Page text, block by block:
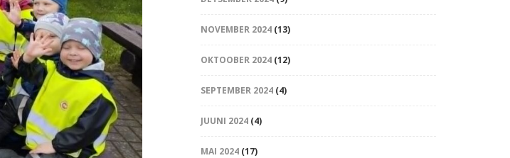
NOVEMBER 2024(13)
OKTOOBER 2024(12)
SEPTEMBER 2024(4)
JUUNI 2024(4)
MAI 2024(17)